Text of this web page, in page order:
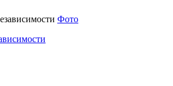
Фото